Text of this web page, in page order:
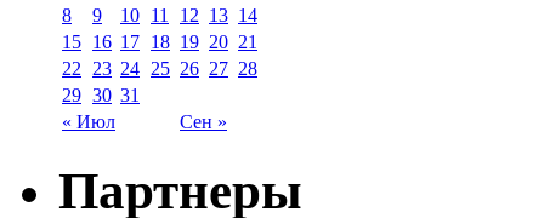
« Июл Сен »
8
9 10 11 12 13 14
15 16 17 18 19 20 21
22
23 24 25 26 27 28
29 30 31
Партнеры